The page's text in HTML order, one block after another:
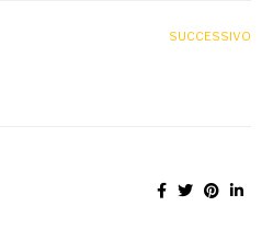
SUCCESSIVO